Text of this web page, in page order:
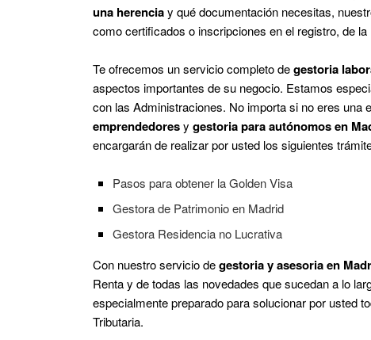
una herenciay qué documentación necesitas,
como certificados o inscripciones en el registro, de
Te ofrecemos un servicio completo degestoria
aspectos importantes de su negocio. Estamos
con las Administraciones. No importa si no eres una
emprendedoresy gestoria para autónomos en
encargarán de realizar por usted los siguientes
Pasos para obtener la Golden Visa
Gestora de Patrimonio en Madrid
Gestora Residencia no Lucrativa
Con nuestro servicio degestoria y asesoria en
Renta y de todas las novedades que sucedan a lo
especialmente preparado para solucionar por usted
Tributaria.